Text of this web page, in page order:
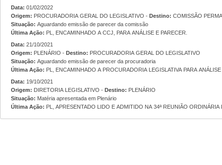
Data: 01/02/2022
Origem:
PROCURADORIA GERAL DO LEGISLATIVO -Destino: COMISSÃO
Situação: Aguardando emissão de parecer da comissão
Última Ação: PL, ENCAMINHADO A CCJ, PARA ANÁLISE E PARECER.
Data: 21/10/2021
Origem:
PLENÁRIO -Destino: PROCURADORIA GERAL DO LEGISLATIVO
Situação: Aguardando emissão de parecer da procuradoria
Última Ação: PL, ENCAMINHADO A PROCURADORIA LEGISLATIVA PARA
Data: 19/10/2021
Origem:
DIRETORIA LEGISLATIVO -Destino: PLENÁRIO
Situação: Matéria apresentada em Plenário
Última Ação: PL, APRESENTADO LIDO E ADMITIDO NA 34ª REUNIÃO ORDINÁRIA